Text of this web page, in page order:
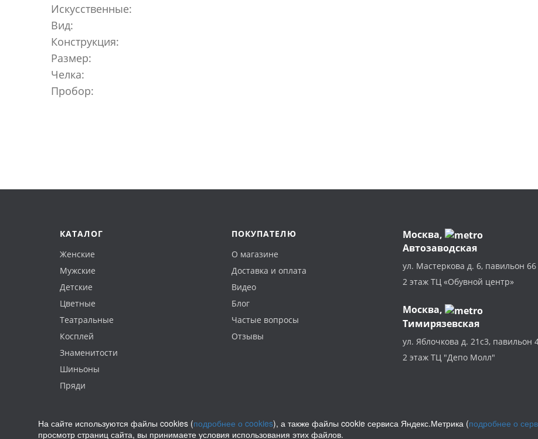
Искусственные:
Вид:
Конструкция:
Размер:
Челка:
Пробор:
КАТАЛОГ
Женские
Мужские
Детские
Цветные
Театральные
Косплей
Знаменитости
Шиньоны
Пряди
ПОКУПАТЕЛЮ
О магазине
Доставка и оплата
Видео
Блог
Частые вопросы
Отзывы
Москва,
Автозаводская
ул. Мастеркова д. 6, павильон 66
2 этаж ТЦ «Обувной центр»
Москва,
Тимирязевская
ул. Яблочкова д. 21с3, павильон
2 этаж ТЦ "Депо Молл"
Политика конфиденциальности
На сайте используются файлы cookies (подробнее о cookies), а также файлы cookie сервиса Яндекс.Метрика (подробнее о
просмотр страниц сайта, вы принимаете условия использования этих файлов.